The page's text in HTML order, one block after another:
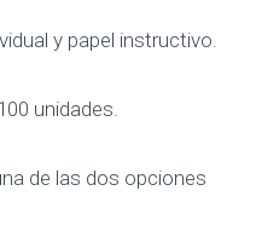
y papel instructivo.
unidades.
de las dos opciones